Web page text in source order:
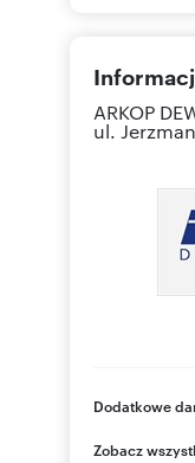
ARKOP
ul.
Dodatkowe
ul.
Zobacz